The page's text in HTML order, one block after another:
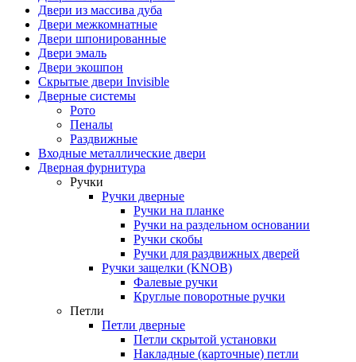
Двери из массива дуба
Двери межкомнатные
Двери шпонированные
Двери эмаль
Двери экошпон
Скрытые двери Invisible
Дверные системы
Рото
Пеналы
Раздвижные
Входные металлические двери
Дверная фурнитура
Ручки
Ручки дверные
Ручки на планке
Ручки на раздельном основании
Ручки скобы
Ручки для раздвижных дверей
Ручки защелки (KNOB)
Фалевые ручки
Круглые поворотные ручки
Петли
Петли дверные
Петли скрытой установки
Накладные (карточные) петли